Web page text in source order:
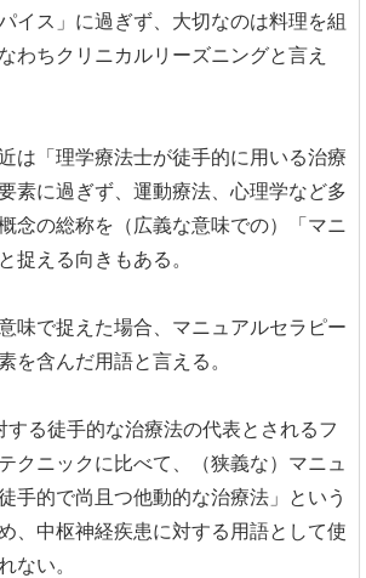
イス」に過ぎず、大切なのは料理を組
わちクリニカルリーズニングと言え
は「理学療法士が徒手的に用いる治療
素に過ぎず、運動療法、心理学など多
念の総称を（広義な意味での）「マニ
捉える向きもある。
味で捉えた場合、マニュアルセラピー
を含んだ用語と言える。
する徒手的な治療法の代表とされるフ
クニックに比べて、（狭義な）マニュ
手的で尚且つ他動的な治療法」という
、中枢神経疾患に対する用語として使
ない。